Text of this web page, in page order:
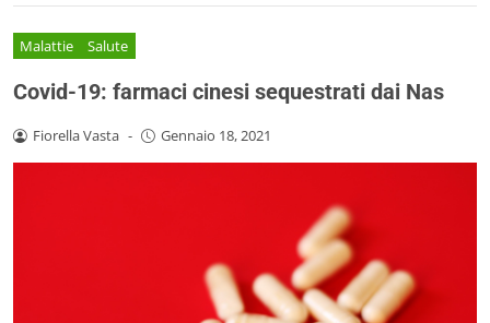
Malattie Salute
Covid-19: farmaci cinesi sequestrati dai Nas
Fiorella Vasta - Gennaio 18, 2021